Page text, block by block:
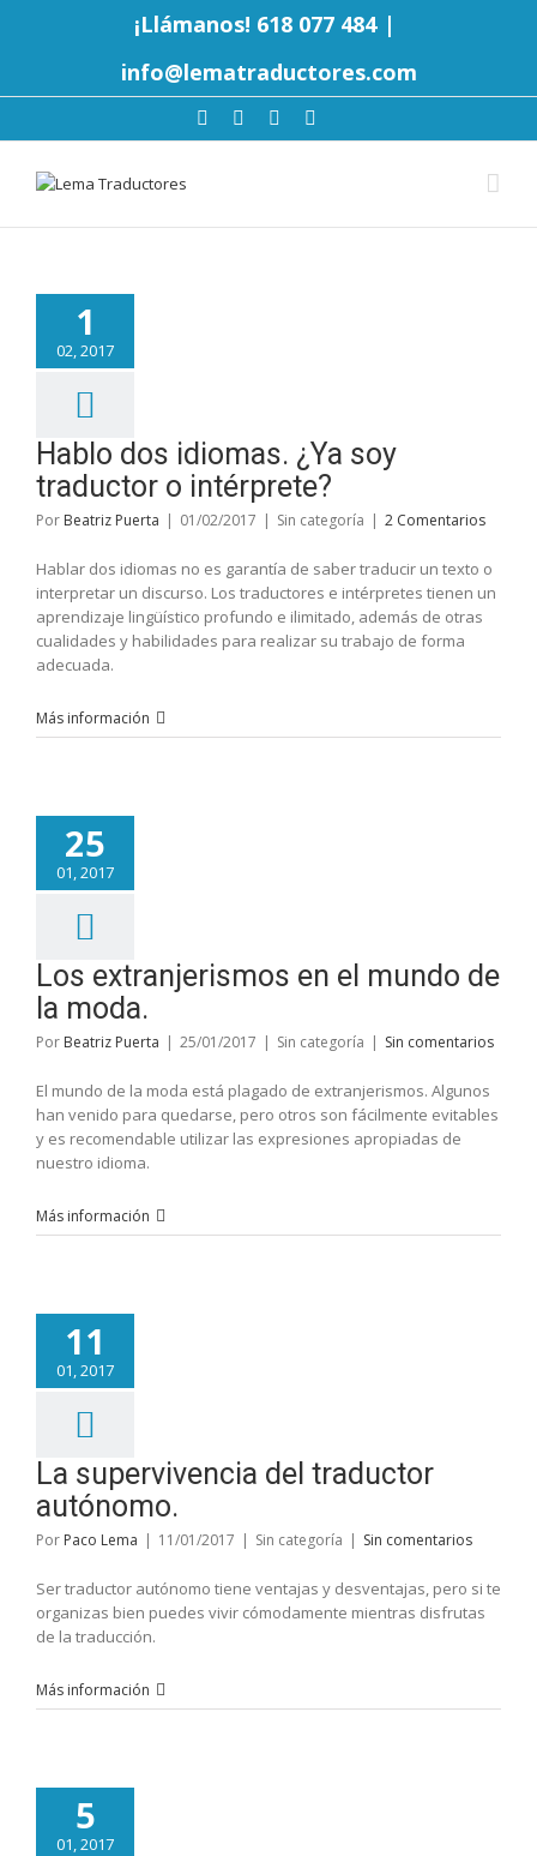
¡Llámanos! 618 077 484 |
info@lematraductores.com
1
02, 2017
Hablo dos idiomas. ¿Ya soy
traductor o intérprete?
Por Beatriz Puerta | 01/02/2017 | Sin categoría | 2 Comentarios
Hablar dos idiomas no es garantía de saber traducir un texto o
interpretar un discurso. Los traductores e intérpretes tienen un
aprendizaje lingüístico profundo e ilimitado, además de otras
cualidades y habilidades para realizar su trabajo de forma
adecuada.
Más información
25
01, 2017
Los extranjerismos en el mundo de
la moda.
Por Beatriz Puerta | 25/01/2017 | Sin categoría | Sin comentarios
El mundo de la moda está plagado de extranjerismos. Algunos
han venido para quedarse, pero otros son fácilmente evitables
y es recomendable utilizar las expresiones apropiadas de
nuestro idioma.
Más información
11
01, 2017
La supervivencia del traductor
autónomo.
Por Paco Lema | 11/01/2017 | Sin categoría | Sin comentarios
Ser traductor autónomo tiene ventajas y desventajas, pero si te
organizas bien puedes vivir cómodamente mientras disfrutas
de la traducción.
Más información
5
01, 2017